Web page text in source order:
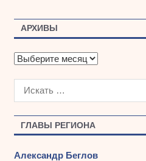
ГЛАВЫ РЕГИОНА
Александр Беглов
АРХИВЫ
А
х
ы